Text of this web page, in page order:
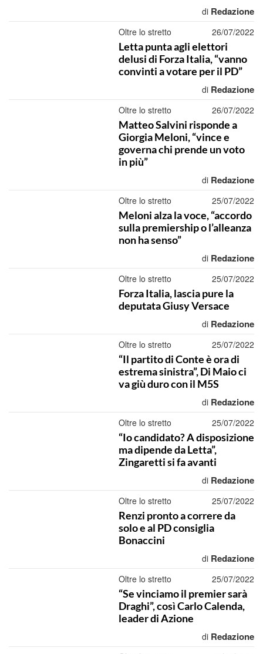
di Redazione
Oltre lo stretto 26/07/2022
Letta punta agli elettori
delusi di Forza Italia, “vanno
convinti a votare per il PD”
di Redazione
Oltre lo stretto 26/07/2022
Matteo Salvini risponde a
Giorgia Meloni, “vince e
governa chi prende un voto
in più”
di Redazione
Oltre lo stretto 25/07/2022
Meloni alza la voce, “accordo
sulla premiership o l’alleanza
non ha senso”
di Redazione
Oltre lo stretto 25/07/2022
Forza Italia, lascia pure la
deputata Giusy Versace
di Redazione
Oltre lo stretto 25/07/2022
“Il partito di Conte è ora di
estrema sinistra”, Di Maio ci
va giù duro con il M5S
di Redazione
Oltre lo stretto 25/07/2022
“Io candidato? A disposizione
ma dipende da Letta”,
Zingaretti si fa avanti
di Redazione
Oltre lo stretto 25/07/2022
Renzi pronto a correre da
solo e al PD consiglia
Bonaccini
di Redazione
Oltre lo stretto 25/07/2022
“Se vinciamo il premier sarà
Draghi”, così Carlo Calenda,
leader di Azione
di Redazione